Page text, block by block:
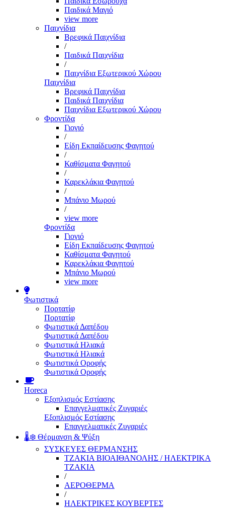
Παιδικά Μαγιό
view more
Παιχνίδια
Βρεφικά Παιχνίδια
/
Παιδικά Παιχνίδια
/
Παιχνίδια Εξωτερικού Χώρου
Παιχνίδια
Βρεφικά Παιχνίδια
Παιδικά Παιχνίδια
Παιχνίδια Εξωτερικού Χώρου
Φροντίδα
Γιογιό
/
Είδη Εκπαίδευσης Φαγητού
/
Καθίσματα Φαγητού
/
Καρεκλάκια Φαγητού
/
Μπάνιο Μωρού
/
view more
Φροντίδα
Γιογιό
Είδη Εκπαίδευσης Φαγητού
Καθίσματα Φαγητού
Καρεκλάκια Φαγητού
Μπάνιο Μωρού
view more
Φωτιστικά
Πορτατίφ
Πορτατίφ
Φωτιστικά Δαπέδου
Φωτιστικά Δαπέδου
Φωτιστικά Ηλιακά
Φωτιστικά Ηλιακά
Φωτιστικά Οροφής
Φωτιστικά Οροφής
Horeca
Εξοπλισμός Εστίασης
Επαγγελματικές Ζυγαριές
Εξοπλισμός Εστίασης
Επαγγελματικές Ζυγαριές
🌡️❄️ Θέρμανση & Ψύξη
ΣΥΣΚΕΥΕΣ ΘΕΡΜΑΝΣΗΣ
ΤΖΑΚΙΑ ΒΙΟΑΙΘΑΝΟΛΗΣ / ΗΛΕΚΤΡΙΚΑ
ΤΖΑΚΙΑ
/
ΑΕΡΟΘΕΡΜΑ
/
ΗΛΕΚΤΡΙΚΕΣ ΚΟΥΒΕΡΤΕΣ